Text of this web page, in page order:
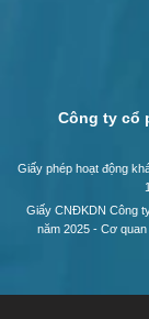
Công ty cổ
Giấy phép hoạt động
Giấy CNĐKDN Công
năm 2025 - Cơ